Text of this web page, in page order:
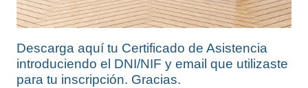
Descarga aquí tu Certificado de Asistencia
introduciendo el DNI/NIF y email que utilizaste
para tu inscripción. Gracias.